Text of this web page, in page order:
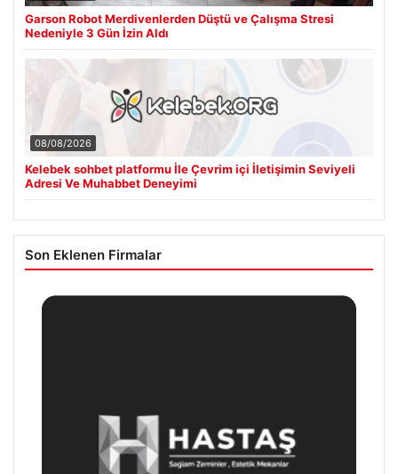
Garson Robot Merdivenlerden Düştü ve Çalışma Stresi
Nedeniyle 3 Gün İzin Aldı
08/08/2026
Kelebek sohbet platformu İle Çevrim içi İletişimin Seviyeli
Adresi Ve Muhabbet Deneyimi
Son Eklenen Firmalar